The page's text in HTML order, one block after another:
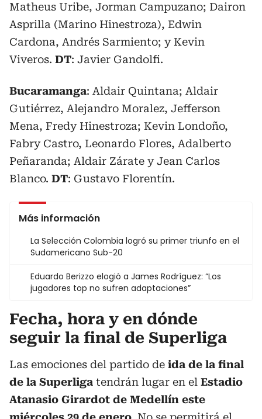
Matheus Uribe, Jorman Campuzano; Dairon
Asprilla (Marino Hinestroza), Edwin
Cardona, Andrés Sarmiento; y Kevin
Viveros. DT: Javier Gandolfi.
Bucaramanga: Aldair Quintana; Aldair
Gutiérrez, Alejandro Moralez, Jefferson
Mena, Fredy Hinestroza; Kevin Londoño,
Fabry Castro, Leonardo Flores, Adalberto
Peñaranda; Aldair Zárate y Jean Carlos
Blanco. DT: Gustavo Florentín.
Más información
La Selección Colombia logró su primer triunfo en el
Sudamericano Sub-20
Eduardo Berizzo elogió a James Rodríguez: “Los
jugadores top no sufren adaptaciones”
Fecha, hora y en dónde
seguir la final de Superliga
Las emociones del partido de ida de la final
de la Superliga tendrán lugar en el Estadio
Atanasio Girardot de Medellín este